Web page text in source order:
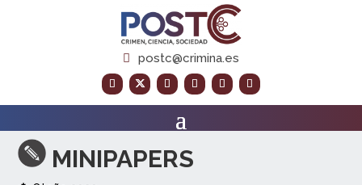
postc@crimina.es
MINIPAPERS